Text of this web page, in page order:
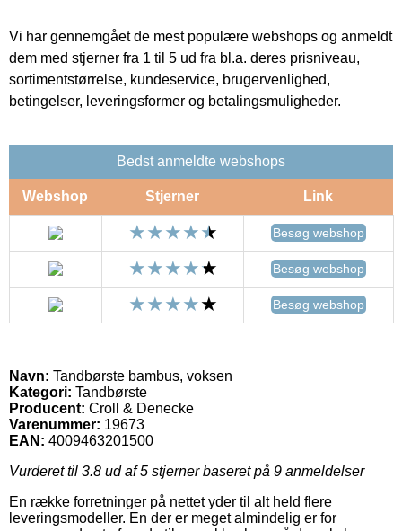
Vi har gennemgået de mest populære webshops og anmeldt
dem med stjerner fra 1 til 5 ud fra bl.a. deres prisniveau,
sortimentstørrelse, kundeservice, brugervenlighed,
betingelser, leveringsformer og betalingsmuligheder.
Bedst anmeldte webshops
Webshop Stjerner Link
Besøg webshop
Besøg webshop
Besøg webshop
Navn: Tandbørste bambus, voksen
Kategori: Tandbørste
Producent: Croll & Denecke
Varenummer: 19673
EAN: 4009463201500
Vurderet til 3.8 ud af 5 stjerner baseret på 9 anmeldelser
En række forretninger på nettet yder til alt held flere
leveringsmodeller. En der er meget almindelig er for